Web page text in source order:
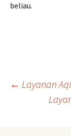
beliau.
Post
← Layanan